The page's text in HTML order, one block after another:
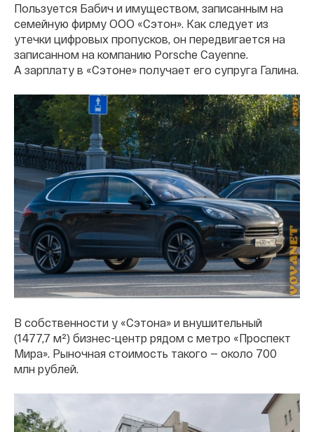
Пользуется Бабич и имуществом, записанным на
семейную фирму ООО «Сэтон». Как следует из
утечки цифровых пропусков, он передвигается на
записанном на компанию Porsche Cayenne.
А зарплату в «Сэтоне» получает его супруга Галина.
В собственности у «Сэтона» и внушительный
(1477,7 м²) бизнес-центр рядом с метро «Проспект
Мира». Рыночная стоимость такого — около 700
млн рублей.